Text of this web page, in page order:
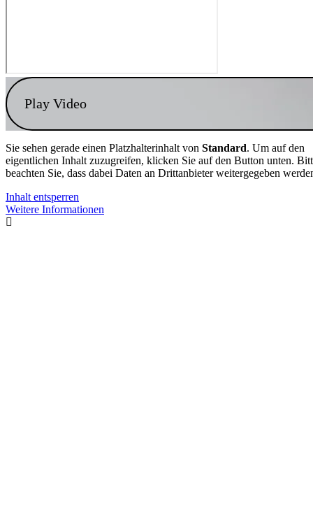
Play Video
Sie sehen gerade einen Platzhalterinhalt von Standard. Um auf den
eigentlichen Inhalt zuzugreifen, klicken Sie auf den Button unten.
beachten Sie, dass dabei Daten an Drittanbieter weitergegeben
Inhalt entsperren
Weitere Informationen